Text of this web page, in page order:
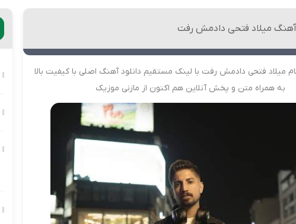
آهنگ میلاد فتحی دادمش رفت
میلاد فتحی دادمش رفت با لینک مستقیم دانلود آهنگ اصلی با کیفیت بالا
به همراه متن و پخش آنلاین هم اکنون از مازنی موزیک